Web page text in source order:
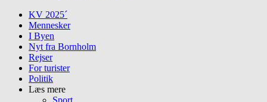
KV 2025´
Mennesker
I Byen
Nyt fra Bornholm
Rejser
For turister
Politik
Læs mere
Sport